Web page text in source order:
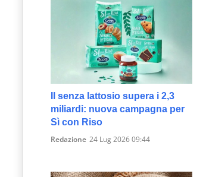
Il senza lattosio supera i 2,3
miliardi: nuova campagna per
Sì con Riso
Redazione 24 Lug 2026 09:44